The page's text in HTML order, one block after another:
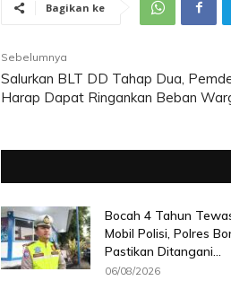
Bagikan ke
Sebelumnya
Salurkan BLT DD Tahap Dua,
Harap Dapat Ringankan Beban
Bocah 4 Tahun
Mobil Polisi, Polres
Pastikan Ditangani...
06/08/2026